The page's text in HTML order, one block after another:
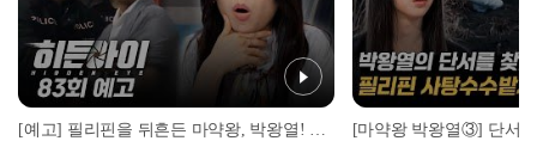
[예고] 필리핀을 뒤흔든 마약왕, 박왕열! 마침내 드러난 범죄의 전말